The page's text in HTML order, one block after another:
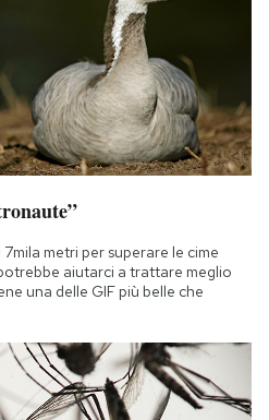
metri per superare le cime
aiutarci a trattare meglio
una delle GIF più belle che